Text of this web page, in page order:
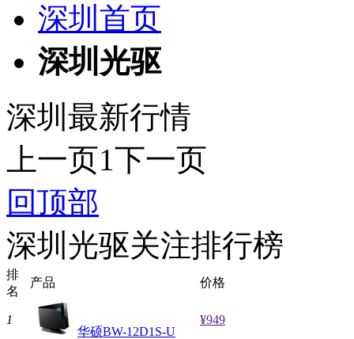
深圳首页
深圳光驱
深圳最新行情
上一页1下一页
回顶部
深圳光驱关注排行榜
排
名
产品 价格
1
华硕BW-12D1S-U
¥949